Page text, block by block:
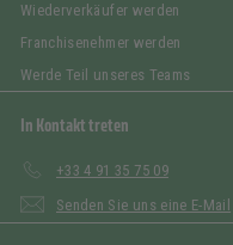
Wiederverkäufer werden
Franchisenehmer werden
Werde Teil unseres Teams
In Kontakt treten
+33 4 91 35 75 09
Senden Sie uns eine E-Mail